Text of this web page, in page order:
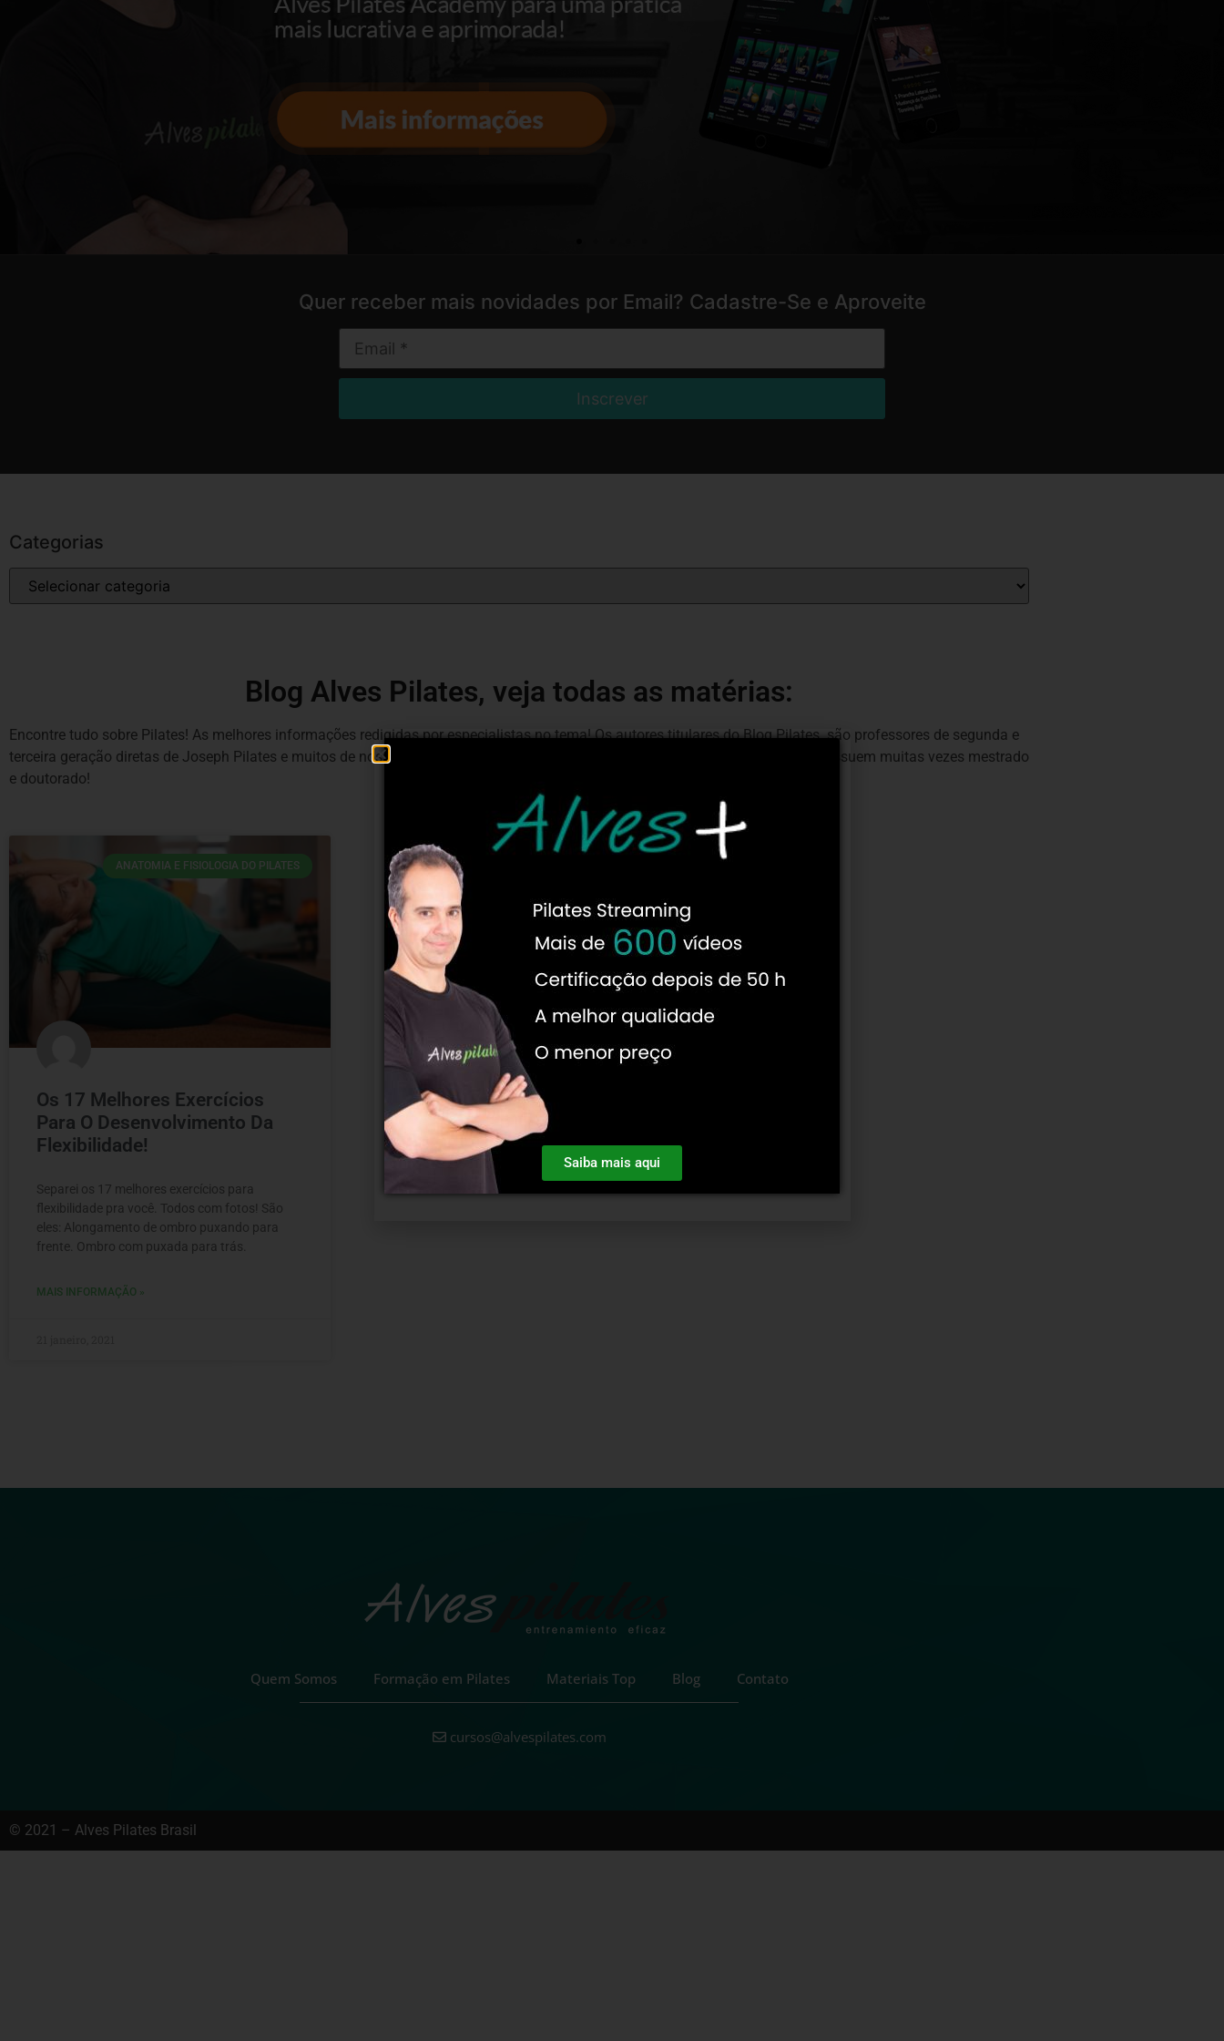
Quer receber mais novidades por Email? Cadastre-Se e Aproveite
Categorias
Blog Alves Pilates, veja todas as matérias:
Encontre tudo sobre Pilates! As melhores informações redigidas por especialistas no tema! Os autores titulares do Blog Pilates são professores de segunda e
terceira geração diretas de Joseph Pilates e muitos de nossos autores convidados são professores conhecidos no meio e que possuem muitas vezes mestrado
e doutorado!
ANATOMIA E FISIOLOGIA DO PILATES
Os 17 Melhores Exercícios
Para O Desenvolvimento Da
Flexibilidade!
Separei os 17 melhores exercícios para
flexibilidade pra você. Todos com fotos! São
eles: Alongamento de ombro puxando para
frente. Ombro com puxada para trás.
MAIS INFORMAÇÃO »
Quem Somos Formação em Pilates Materiais Top Blog Contato
cursos@alvespilates.com
© 2021 – Alves Pilates Brasil
Saiba mais aqui